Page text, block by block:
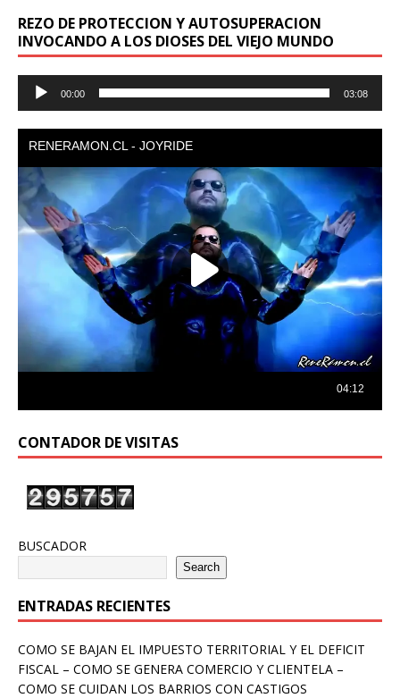
REZO DE PROTECCION Y AUTOSUPERACION
INVOCANDO A LOS DIOSES DEL VIEJO MUNDO
Reproductor
00:00 03:08
CONTADOR DE VISITAS
BUSCADOR
Search
ENTRADAS RECIENTES
COMO SE BAJAN EL IMPUESTO TERRITORIAL Y EL DEFICIT
FISCAL – COMO SE GENERA COMERCIO Y CLIENTELA –
COMO SE CUIDAN LOS BARRIOS CON CASTIGOS